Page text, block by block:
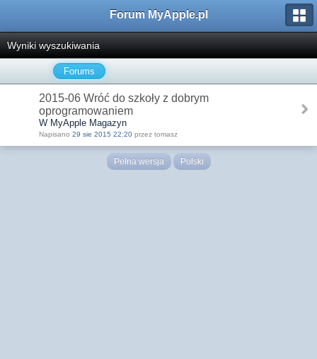
Forum MyApple.pl
Wyniki wyszukiwania
Forums
2015-06 Wróć do szkoły z dobrym
oprogramowaniem
W MyApple Magazyn
Napisano 29 sie 2015 22:20 przez tomasz
Pełna wersja Polski